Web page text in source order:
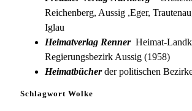
Reichenberg, Aussig ,Eger,
Iglau
Heimatverlag Renner Heimat-
Regierungsbezirk Aussig (1958)
Heimatbücherder politischen
Schlagwort Wolke